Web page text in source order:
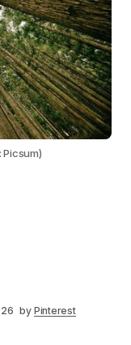
Picsum)
by Pinterest